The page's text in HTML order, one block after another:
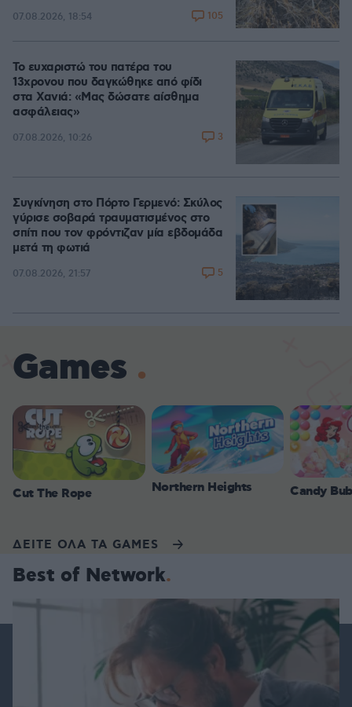
07.08.2026, 18:54 105
Το ευχαριστώ του πατέρα του
13χρονου που δαγκώθηκε από φίδι
στα Χανιά: «Μας δώσατε αίσθημα
ασφάλειας»
07.08.2026, 10:26 3
Συγκίνηση στο Πόρτο Γερμενό: Σκύλος
γύρισε σοβαρά τραυματισμένος στο
σπίτι που τον φρόντιζαν μία εβδομάδα
μετά τη φωτιά
07.08.2026, 21:57 5
Games
Cut The Rope Northern Heights Candy
ΔΕΙΤΕ ΟΛΑ ΤΑ GAMES
Best of Network